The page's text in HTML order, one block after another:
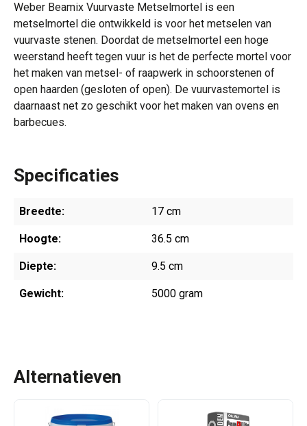
Weber Beamix Vuurvaste Metselmortel is een
metselmortel die ontwikkeld is voor het metselen van
vuurvaste stenen. Doordat de metselmortel een hoge
weerstand heeft tegen vuur is het de perfecte mortel voor
het maken van metsel- of raapwerk in schoorstenen of
open haarden (gesloten of open). De vuurvastemortel is
daarnaast net zo geschikt voor het maken van ovens en
barbecues.
Specificaties
Breedte: 17 cm
Hoogte: 36.5 cm
Diepte: 9.5 cm
Gewicht: 5000 gram
Alternatieven